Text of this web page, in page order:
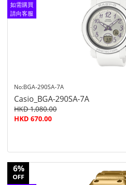
如需購買
請向客服
No:BGA-290SA-7A
Casio_BGA-290SA-7A
HKD 1,080.00
HKD 670.00
6%
OFF